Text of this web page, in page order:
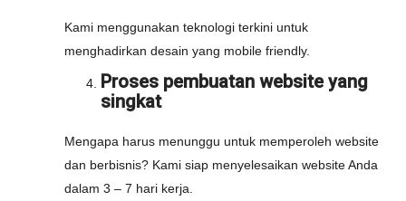
Kami menggunakan teknologi terkini untuk
menghadirkan desain yang mobile friendly.
Proses pembuatan website yang
singkat
Mengapa harus menunggu untuk memperoleh website
dan berbisnis? Kami siap menyelesaikan website Anda
dalam 3 – 7 hari kerja.